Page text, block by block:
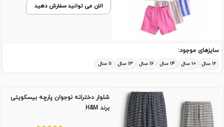
الان می توانید سفارش دهید
سایزهای موجود:
۱۲ سال ۱۰ سال ۱۴ سال ۱۶ سال ۱۳ سال ۱۱ سال
شلوار دخترانه نوجوان پارچه بیسکویتی
برند H&M